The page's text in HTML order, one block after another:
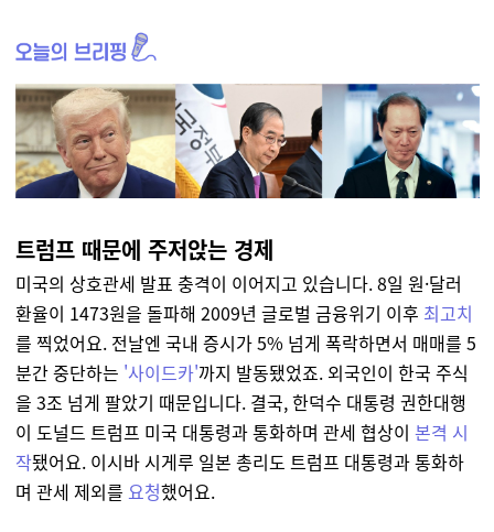
트럼프 때문에 주저앉는 경제
미국의 상호관세 발표 충격이 이어지고 있습니다. 8일 원·달러
환율이 1473원을 돌파해 2009년 글로벌 금융위기 이후 최고치
를 찍었어요. 전날엔 국내 증시가 5% 넘게 폭락하면서 매매를 5
분간 중단하는 '사이드카'까지 발동됐었죠. 외국인이 한국 주식
을 3조 넘게 팔았기 때문입니다. 결국, 한덕수 대통령 권한대행
이 도널드 트럼프 미국 대통령과 통화하며 관세 협상이 본격 시
작됐어요. 이시바 시게루 일본 총리도 트럼프 대통령과 통화하
며 관세 제외를 요청했어요.